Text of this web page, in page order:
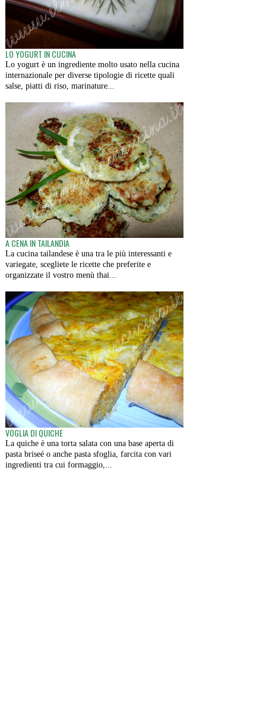
LO YOGURT IN CUCINA
Lo yogurt è un ingrediente molto usato nella cucina
internazionale per diverse tipologie di ricette quali
salse, piatti di riso, marinature...
A CENA IN TAILANDIA
La cucina tailandese è una tra le più interessanti e
variegate, scegliete le ricette che preferite e
organizzate il vostro menù thai...
VOGLIA DI QUICHE
La quiche è una torta salata con una base aperta di
pasta briseé o anche pasta sfoglia, farcita con vari
ingredienti tra cui formaggio,...